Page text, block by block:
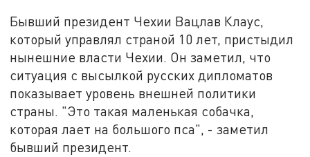
Бывший президент Чехии Вацлав Клаус,
который управлял страной 10 лет, пристыдил
нынешние власти Чехии. Он заметил, что
ситуация с высылкой русских дипломатов
показывает уровень внешней политики
страны. "Это такая маленькая собачка,
которая лает на большого пса", - заметил
бывший президент.